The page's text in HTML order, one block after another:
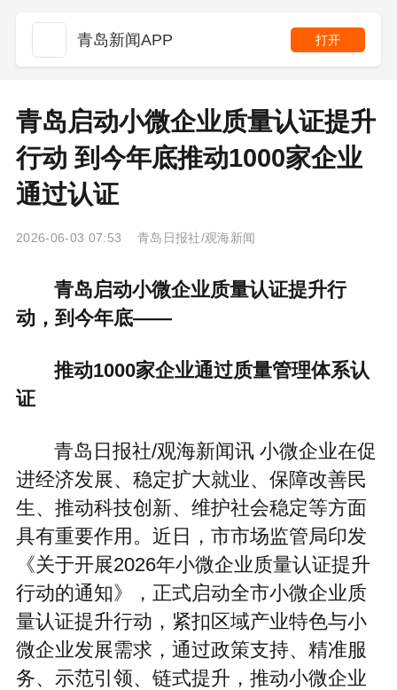
青岛新闻APP 打开
青岛启动小微企业质量认证提升
行动 到今年底推动1000家企业
通过认证
2026-06-03 07:53 青岛日报社/观海新闻
青岛启动小微企业质量认证提升行
动，到今年底——
推动1000家企业通过质量管理体系认
证
青岛日报社/观海新闻讯 小微企业在促
进经济发展、稳定扩大就业、保障改善民
生、推动科技创新、维护社会稳定等方面
具有重要作用。近日，市市场监管局印发
《关于开展2026年小微企业质量认证提升
行动的通知》，正式启动全市小微企业质
量认证提升行动，紧扣区域产业特色与小
微企业发展需求，通过政策支持、精准服
务、示范引领、链式提升，推动小微企业